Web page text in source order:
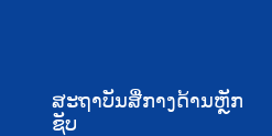
ສະຖາບັນສື່ກາງດ້ານຫຼັກ
ຊັບ